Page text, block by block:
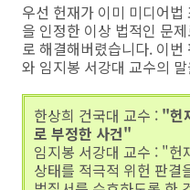
우선 헌재가 이미 미디어
을 인정한 이상 법적인 문
로 해결해버렸습니다. 이
와 임지봉 서강대 교수의
한상희 건국대 교수 : "헌
로 부정한 사건"
임지봉 서강대 교수 : "헌
상태를 적극적 위헌 판결